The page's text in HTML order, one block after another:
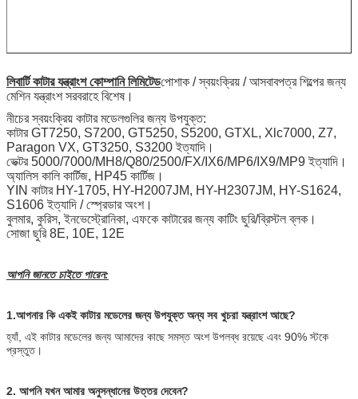
লিবার্টি কাটার যন্ত্রাংশ কোম্পানি লিমিটেডপোশাক / স্বয়ংক্রিয় / আসবাবপত্র শিল্পের জন্য
মেশিন যন্ত্রাংশ সরবরাহে বিশেষ।
নীচের স্বয়ংক্রিয় কাটার মডেলগুলির জন্য উপযুক্ত:
কাটার GT7250, S7200, GT5250, S5200, GTXL, Xlc7000, Z7,
Paragon VX, GT3250, S3200 ইত্যাদি।
ভেক্টর 5000/7000/MH8/Q80/2500/FX/IX6/MP6/IX9/MP9 ইত্যাদি।
অ্যালিস কালি কার্টিজ, HP45 কার্টিজ।
YIN কাটার HY-1705, HY-H2007JM, HY-H2307JM, HY-S1624,
S1606 ইত্যাদি / স্প্রেডার অংশ।
বুলমার, কুরিস, ইনভেস্ট্রোনিকা, এফকে কাটারের জন্য কাটিং ছুরি/ব্রিস্টল ব্লক।
সোজা ছুরি 8E, 10E, 12E
আপনি জানতে চাইতে পারেন:
1.আপনার কি একই কাটার মডেলের জন্য উপযুক্ত অন্য সব খুচরা যন্ত্রাংশ আছে?
হ্যাঁ, এই কাটার মডেলের জন্য আমাদের কাছে সমস্ত অংশ উপলব্ধ রয়েছে এবং 90% স্টকে
প্রস্তুত।
2. আপনি যখন আমার অনুসন্ধানের উত্তর দেবেন?